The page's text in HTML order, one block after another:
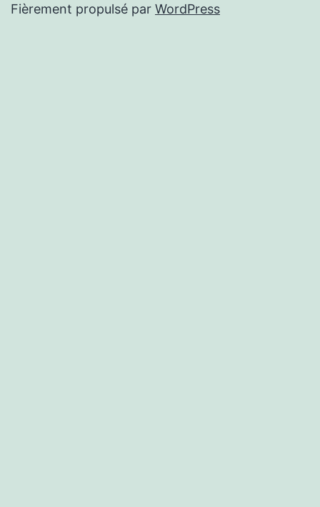
Fièrement propulsé par WordPress